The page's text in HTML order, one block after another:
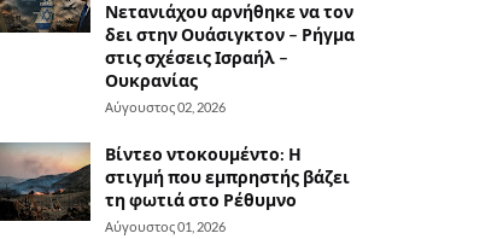
Νετανιάχου αρνήθηκε να τον
δει στην Ουάσιγκτον – Ρήγμα
στις σχέσεις Ισραήλ –
Ουκρανίας
Αύγουστος 02, 2026
Βίντεο ντοκουμέντο: Η
στιγμή που εμπρηστής βάζει
τη φωτιά στο Ρέθυμνο
Αύγουστος 01, 2026